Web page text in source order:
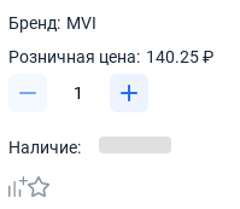
Бренд: MVI
Розничная цена: 140.25 ₽
Наличие: